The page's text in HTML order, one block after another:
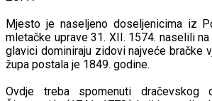
Mjesto je naseljeno doseljenicima iz
mletačke uprave 31. XII. 1574. naselili
glavici dominiraju zidovi najveće bračke
župa postala je 1849. godine.
Ovdje treba spomenuti dračevskog